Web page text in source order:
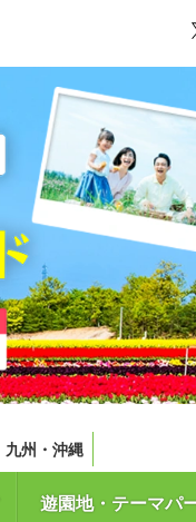
九州・沖縄
遊園地・テーマパ